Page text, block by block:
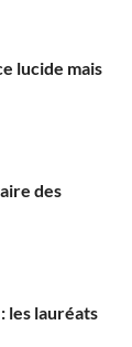
lucide mais
des
les lauréats